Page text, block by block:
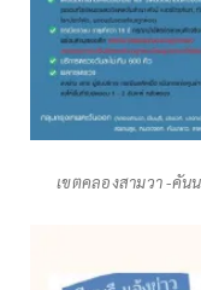
เขตคลองสามวา -คัน